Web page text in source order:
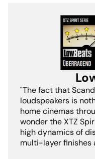
"The fact that
loudspeakers is
home cinemas
wonder the XTZ
high dynamics of
multi-layer finishes
The whole Spirit